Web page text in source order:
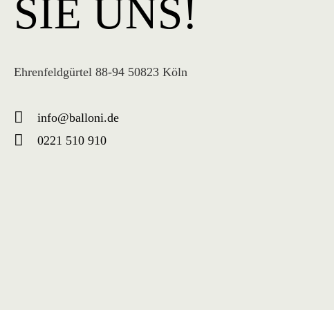
SIE UNS!
Ehrenfeldgürtel 88-94 50823 Köln
info@balloni.de
0221 510 910